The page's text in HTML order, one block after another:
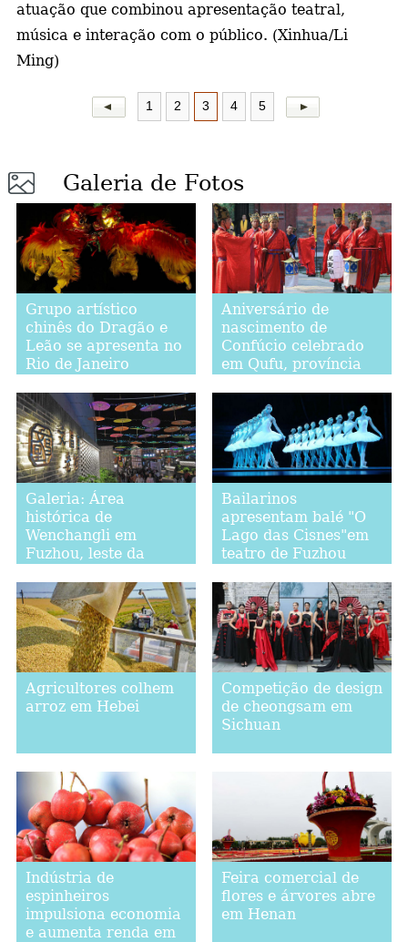
atuação que combinou apresentação teatral,
música e interação com o público. (Xinhua/Li
Ming)
1 2 3 4 5
Galeria de Fotos
Grupo artístico
chinês do Dragão e
Leão se apresenta no
Rio de Janeiro
Aniversário de
nascimento de
Confúcio celebrado
em Qufu, província
Galeria: Área
histórica de
Wenchangli em
Fuzhou, leste da
Bailarinos
apresentam balé "O
Lago das Cisnes"em
teatro de Fuzhou
Agricultores colhem
arroz em Hebei
Competição de design
de cheongsam em
Sichuan
Indústria de
espinheiros
impulsiona economia
e aumenta renda em
Feira comercial de
flores e árvores abre
em Henan